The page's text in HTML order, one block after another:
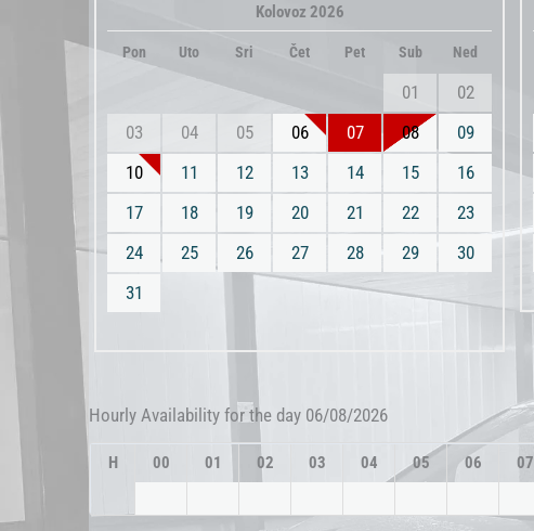
Kolovoz 2026
Pon Uto Sri Čet Pet Sub Ned
01
02
03
04 05 06 07 08
09
10
11 12 13 14 15
16
17
18 19 20 21 22
23
24
25 26 27 28 29
30
31
Hourly Availability for the day 06/08/2026
H 00 01 02 03 04 05 06 07